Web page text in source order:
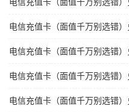
电信充值卡（面值千万别选错
电信充值卡（面值千万别选错
电信充值卡（面值千万别选错
电信充值卡（面值千万别选错